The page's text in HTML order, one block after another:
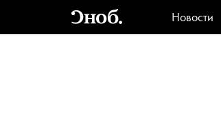
Новости